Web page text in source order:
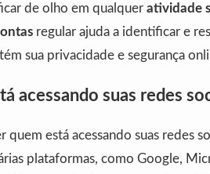
de olho em qualquer atividade
regular ajuda a identificar e
sua privacidade e segurança
acessando suas redes
quem está acessando suas redes
plataformas, como Google,